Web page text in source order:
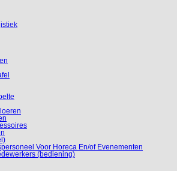
Voor Horeca En/of Evenementen
(bediening)